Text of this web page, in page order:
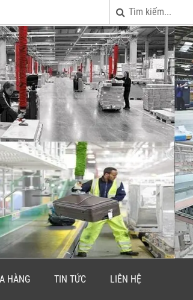
HÀNG TIN TỨC LIÊN HỆ